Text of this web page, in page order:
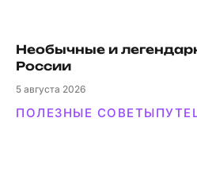
Необычные и
России
5 августа 2026
ПОЛЕЗНЫЕ СОВЕТЫ